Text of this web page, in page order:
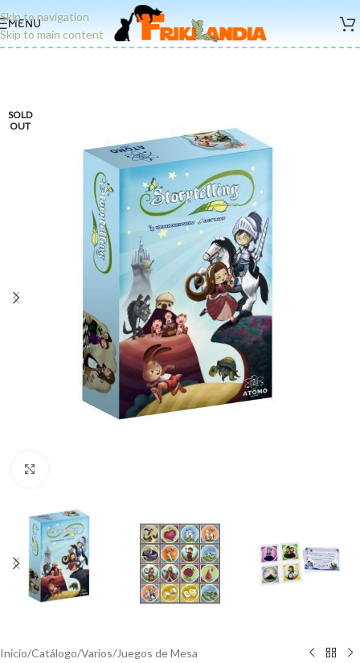
Skip to navigation
Skip to main content
MENU
SOLD
OUT
Inicio/Catálogo/Varios/Juegos de Mesa